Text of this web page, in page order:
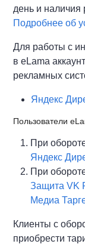
день и наличия
Подробнее об
Для работы с
в eLama
рекламных
Яндекс
Пользователи
При
Яндекс
При
Защита VK
Медиа
Клиенты с
приобрести